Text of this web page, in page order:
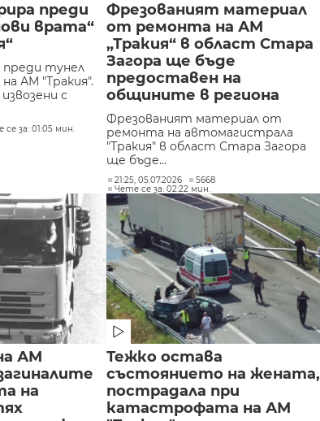
преди
врата“
преди тунел
АМ "Тракия".
с
се за: 01:05 мин.
Фрезованият материал
от ремонта на АМ
„Тракия“ в област Стара
Загора ще бъде
предоставен на
общините в региона
Фрезованият материал от
ремонта на автомагистрала
"Тракия" в област Стара Загора
ще бъде...
21:25, 05.07.2026
5668
Чете се за: 02:22 мин.
АМ
на
Тежко остава
състоянието на жената,
пострадала при
катастрофата на АМ